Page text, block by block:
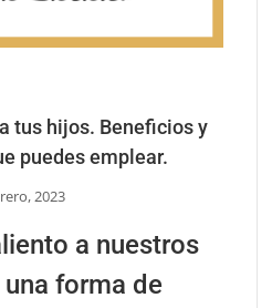
tus hijos. Beneficios y
puedes emplear.
2023
a nuestros
forma de